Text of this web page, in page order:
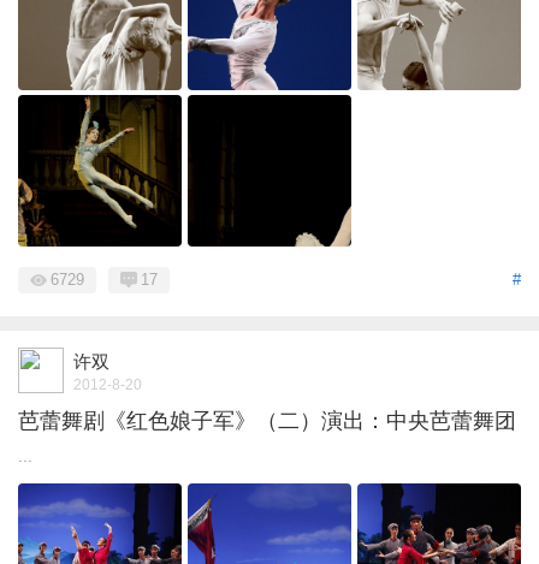
#
6729 17
许双
2012-8-20
芭蕾舞剧《红色娘子军》（二）演出：中央芭蕾舞团